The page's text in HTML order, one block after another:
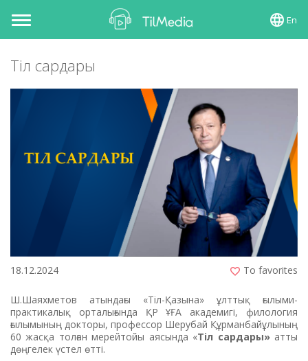
Toggle
navigation
En
Тіл сардары
18.12.2024 To favorites
Ш.Шаяхметов атындағы «Тіл-Қазына» ұлттық ғылыми-
практикалық орталығында ҚР ҰҒА академигі, филология
ғылымының докторы, профессор Шерубай Құрманбайұлының
60 жасқа толған мерейтойы аясында «Тіл сардары»атты
дөңгелек үстел өтті.